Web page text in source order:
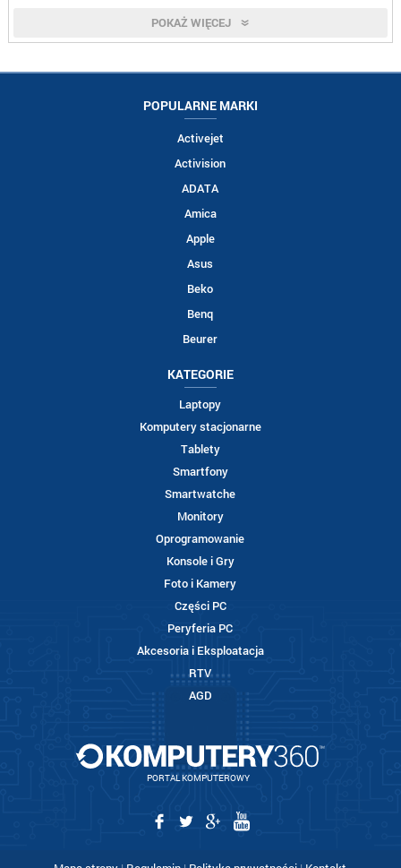
POKAŻ WIĘCEJ
POPULARNE MARKI
Activejet
Activision
ADATA
Amica
Apple
Asus
Beko
Benq
Beurer
KATEGORIE
Laptopy
Komputery stacjonarne
Tablety
Smartfony
Smartwatche
Monitory
Oprogramowanie
Konsole i Gry
Foto i Kamery
Części PC
Peryferia PC
Akcesoria i Eksploatacja
RTV
AGD
PORTAL KOMPUTEROWY